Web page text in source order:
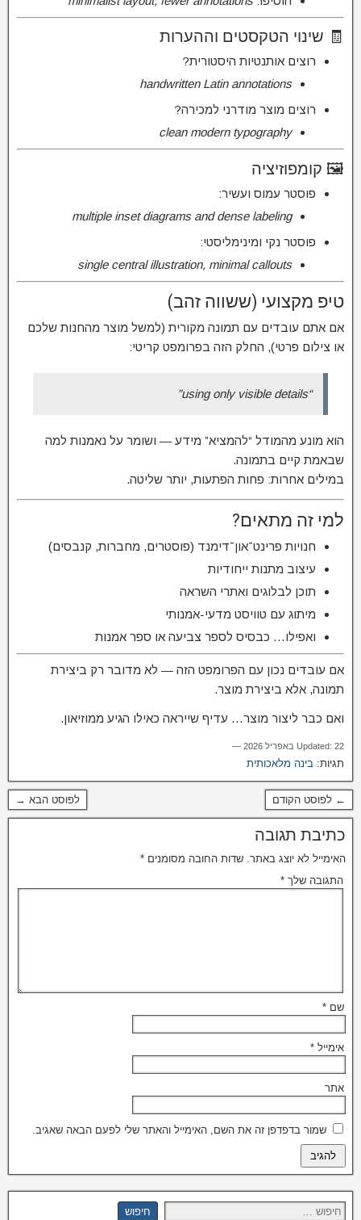
🧾 שינוי הטקסטים וההערות
רוצים אותנטיות היסטורית?
handwritten Latin annotations
רוצים מוצר מודרני למכירה?
clean modern typography
🖼️ קומפוזיציה
פוסטר עמוס ועשיר:
multiple inset diagrams and dense labeling
פוסטר נקי ומינימליסטי:
single central illustration, minimal callouts
טיפ מקצועי (ששווה זהב)
אם אתם עובדים עם תמונה מקורית (למשל מוצר מהחנות שלכם
או צילום פרטי), החלק הזה בפרומפט קריטי:
“using only visible details”
הוא מונע מהמודל “להמציא” מידע — ושומר על נאמנות למה
שבאמת קיים בתמונה.
במילים אחרות: פחות הפתעות, יותר שליטה.
למי זה מתאים?
חנויות פרינט־און־דימנד (פוסטרים, מחברות, קנבסים)
עיצוב מתנות ייחודיות
תוכן לבלוגים ואתרי השראה
מיתוג עם טוויסט מדעי-אמנותי
ואפילו… כבסיס לספר צביעה או ספר אמנות
אם עובדים נכון עם הפרומפט הזה — לא מדובר רק ביצירת
תמונה, אלא ביצירת מוצר.
ואם כבר ליצור מוצר… עדיף שייראה כאילו הגיע ממוזיאון.
Updated: 22 באפריל 2026 —
תגיות: בינה מלאכותית
← לפוסט הקודם לפוסט הבא →
כתיבת תגובה
האימייל לא יוצג באתר. שדות החובה מסומנים *
התגובה שלך *
שם *
אימייל *
אתר
שמור בדפדפן זה את השם, האימייל והאתר שלי לפעם הבאה שאגיב.